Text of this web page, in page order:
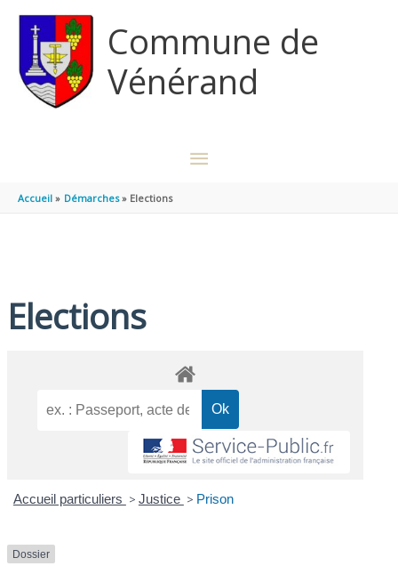
Commune de
Vénérand
MENU
Accueil Démarches Elections
Elections
Accueil particuliers > Justice > Prison
Dossier